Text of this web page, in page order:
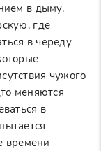
в дыму.
где
в череду
чужого
меняются
в
времени